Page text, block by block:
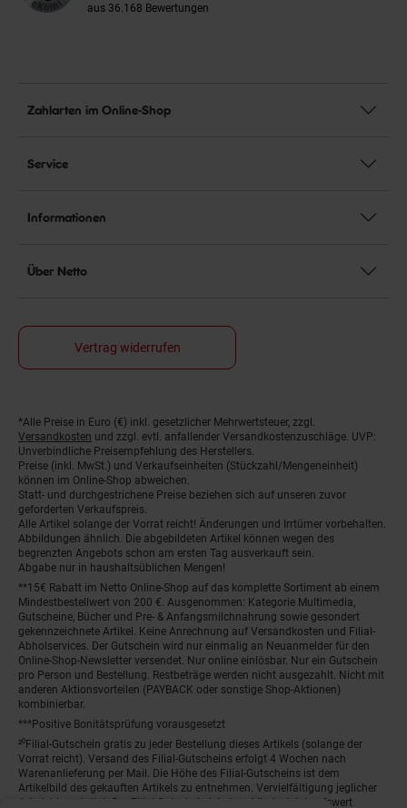
aus 36.168 Bewertungen
Zahlarten im Online-Shop
Service
Informationen
Über Netto
Vertrag widerrufen
Fußnoten
*Alle Preise in Euro (€) inkl. gesetzlicher Mehrwertsteuer, zzgl.
Versandkosten und zzgl. evtl. anfallender Versandkostenzuschläge. UVP:
Unverbindliche Preisempfehlung des Herstellers.
Preise (inkl. MwSt.) und Verkaufseinheiten (Stückzahl/Mengeneinheit)
können im Online-Shop abweichen.
Statt- und durchgestrichene Preise beziehen sich auf unseren zuvor
geforderten Verkaufspreis.
Alle Artikel solange der Vorrat reicht! Änderungen und Irrtümer vorbehalten.
Abbildungen ähnlich. Die abgebildeten Artikel können wegen des
begrenzten Angebots schon am ersten Tag ausverkauft sein.
Abgabe nur in haushaltsüblichen Mengen!
**15€ Rabatt im Netto Online-Shop auf das komplette Sortiment ab einem
Mindestbestellwert von 200 €. Ausgenommen: Kategorie Multimedia,
Gutscheine, Bücher und Pre- & Anfangsmilchnahrung sowie gesondert
gekennzeichnete Artikel. Keine Anrechnung auf Versandkosten und Filial-
Abholservices. Der Gutschein wird nur einmalig an Neuanmelder für den
Online-Shop-Newsletter versendet. Nur online einlösbar. Nur ein Gutschein
pro Person und Bestellung. Restbeträge werden nicht ausgezahlt. Nicht mit
anderen Aktionsvorteilen (PAYBACK oder sonstige Shop-Aktionen)
kombinierbar.
***Positive Bonitätsprüfung vorausgesetzt
²⁰Filial-Gutschein gratis zu jeder Bestellung dieses Artikels (solange der
Vorrat reicht). Versand des Filial-Gutscheins erfolgt 4 Wochen nach
Warenanlieferung per Mail. Die Höhe des Filial-Gutscheins ist dem
Artikelbild des gekauften Artikels zu entnehmen. Vervielfältigung jeglicher
Art nicht gestattet. Der Filial-Gutschein ist ohne Mindesteinkaufswert